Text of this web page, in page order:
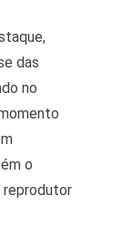
das
no
o